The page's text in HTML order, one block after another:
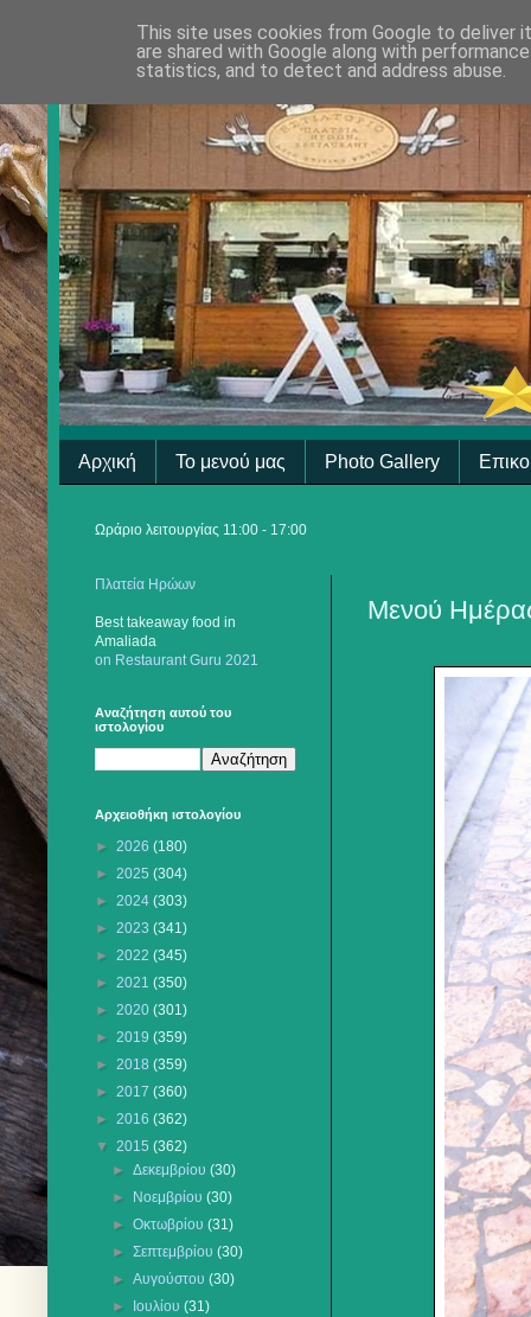
Αρχική Το μενού μας Photo Gallery
Ωράριο λειτουργίας 11:00 - 17:00
Μενού
Πλατεία Ηρώων
Best takeaway food in
Amaliada
on Restaurant Guru 2021
Αναζήτηση αυτού του
ιστολογίου
Αρχειοθήκη ιστολογίου
► 2026 (180)
► 2025 (304)
► 2024 (303)
► 2023 (341)
► 2022 (345)
► 2021 (350)
► 2020 (301)
► 2019 (359)
► 2018 (359)
► 2017 (360)
► 2016 (362)
▼ 2015 (362)
►Δεκεμβρίου(30)
►
Νοεμβρίου(30)
►Οκτωβρίου(31)
►Σεπτεμβρίου(30)
►Αυγούστου(30)
►
Ιουλίου(31)
This site uses cookies from Google to deliver
are shared with Google along with
statistics, and to detect and address abuse.